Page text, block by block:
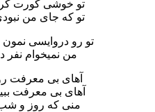
تو خوشی کورت
تو که جای من
تو رو دروایسی
من نمیخوام نفر
آهای بی معرفت
آهای بی معرفت
منی که روز و شب